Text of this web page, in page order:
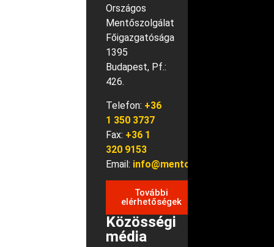
Országos
Mentőszolgálat
Főigazgatósága
1395
Budapest, Pf.:
426.
Telefon: +36
1 350 3737
Fax: +36 1
320 9153
Email: info@mentok.hu
További
elérhetőségek
Közösségi
média